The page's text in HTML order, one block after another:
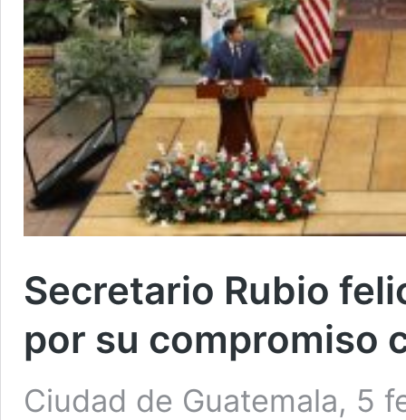
Secretario Rubio
por su compromiso
Ciudad de Guatemala, 5